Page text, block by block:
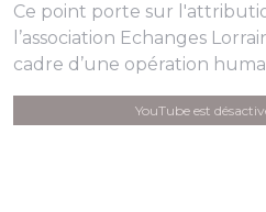
Ce point porte sur
l’association Echanges
cadre d’une opération
YouTube est